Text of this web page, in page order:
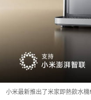
小米最新推出了米家即熱飲水